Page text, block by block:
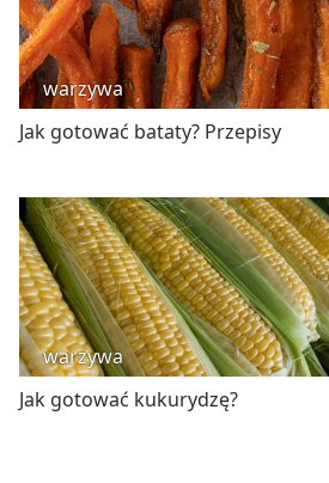
warzywa
Jak gotować bataty? Przepisy
warzywa
Jak gotować kukurydzę?